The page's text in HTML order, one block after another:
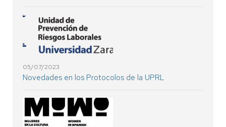
05/07/2023
Novedades en los Protocolos de la UPRL